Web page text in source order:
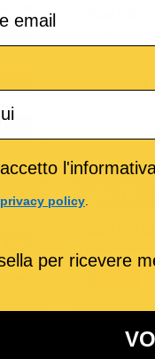
M-Live
testo
112
privacy policy
per ricevere